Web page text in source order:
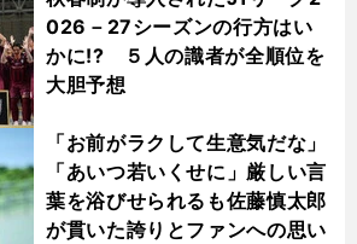
026－27シーズンの行方はい
かに!? ５人の識者が全順位を
大胆予想
「お前がラクして生意気だな」
「あいつ若いくせに」厳しい言
葉を浴びせられるも佐藤慎太郎
が貫いた誇りとファンへの思い